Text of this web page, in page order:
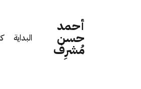
أحمد
حسن
مُشرِف
البداية